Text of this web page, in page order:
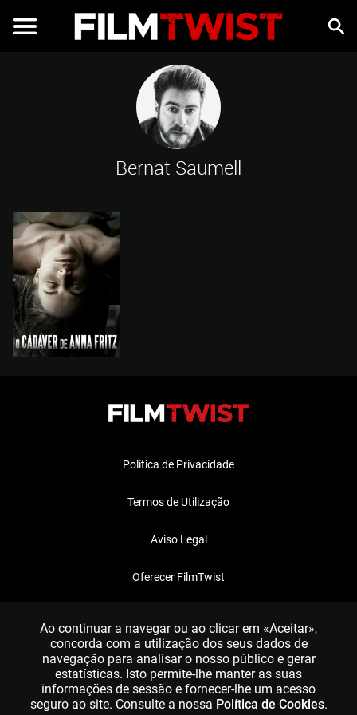
Bernat Saumell
Política de Privacidade
Termos de Utilização
Aviso Legal
Oferecer FilmTwist
Ao continuar a navegar ou ao clicar em «Aceitar»,
concorda com a utilização dos seus dados de
navegação para analisar o nosso público e gerar
estatísticas. Isto permite-lhe manter as suas
informações de sessão e fornecer-lhe um acesso
seguro ao site. Consulte a nossa Política de Cookies.